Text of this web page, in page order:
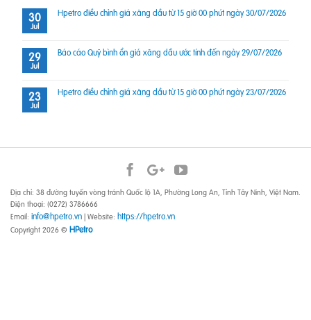
30
Jul
Hpetro điều chỉnh giá xăng dầu từ 15 giờ 00 phút ngày 30/07/2026
29
Jul
Báo cáo Quỹ bình ổn giá xăng dầu ước tính đến ngày 29/07/2026
23
Jul
Hpetro điều chỉnh giá xăng dầu từ 15 giờ 00 phút ngày 23/07/2026
Địa chỉ: 38 đường tuyến vòng tránh Quốc lộ 1A, Phường Long An, Tỉnh Tây Ninh, Việt Nam.
Điện thoại: (0272) 3786666
Email: info@hpetro.vn | Website: https://hpetro.vn
Copyright 2026 © HPetro